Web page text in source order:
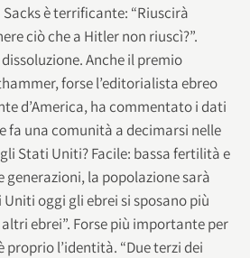
è terrificante: “Riuscirà
ciò che a Hitler non riuscì?”.
Anche il premio
forse l’editorialista ebreo
d’America, ha commentato i dati
fa una comunità a decimarsi nelle
Stati Uniti? Facile: bassa fertilità e
la popolazione sarà
oggi gli ebrei si sposano più
ebrei”. Forse più importante per
l’identità. “Due terzi dei